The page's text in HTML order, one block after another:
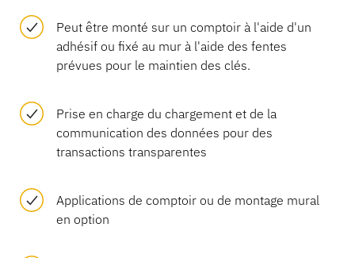
Peut être monté sur un comptoir à l'aide d'un
adhésif ou fixé au mur à l'aide des fentes
prévues pour le maintien des clés.
Prise en charge du chargement et de la
communication des données pour des
transactions transparentes
Applications de comptoir ou de montage mural
en option